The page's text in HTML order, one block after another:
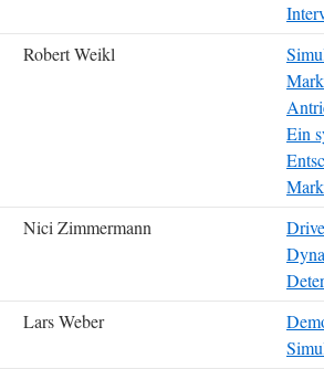
Robert Weikl
Ein
Nici Zimmermann
Lars Weber